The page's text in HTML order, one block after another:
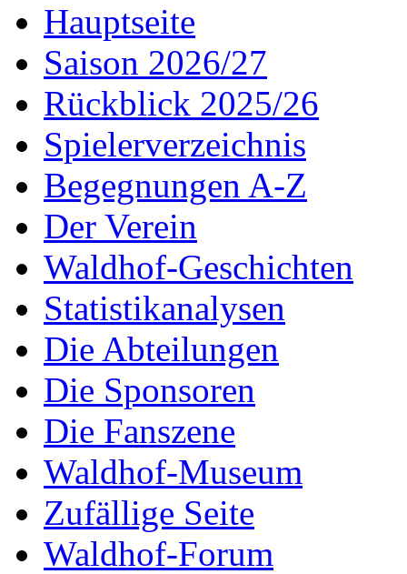
Hauptseite
Saison 2026/27
Rückblick 2025/26
Spielerverzeichnis
Begegnungen A-Z
Der Verein
Waldhof-Geschichten
Statistikanalysen
Die Abteilungen
Die Sponsoren
Die Fanszene
Waldhof-Museum
Zufällige Seite
Waldhof-Forum